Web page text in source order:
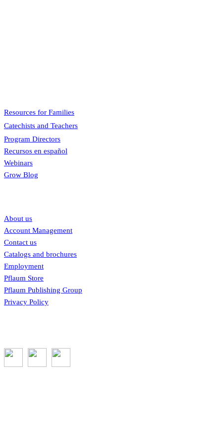
Resources for Families
Catechists and Teachers
Program Directors
Recursos en español
Webinars
Grow Blog
About us
Account Management
Contact us
Catalogs and brochures
Employment
Pflaum Store
Pflaum Publishing Group
Privacy Policy